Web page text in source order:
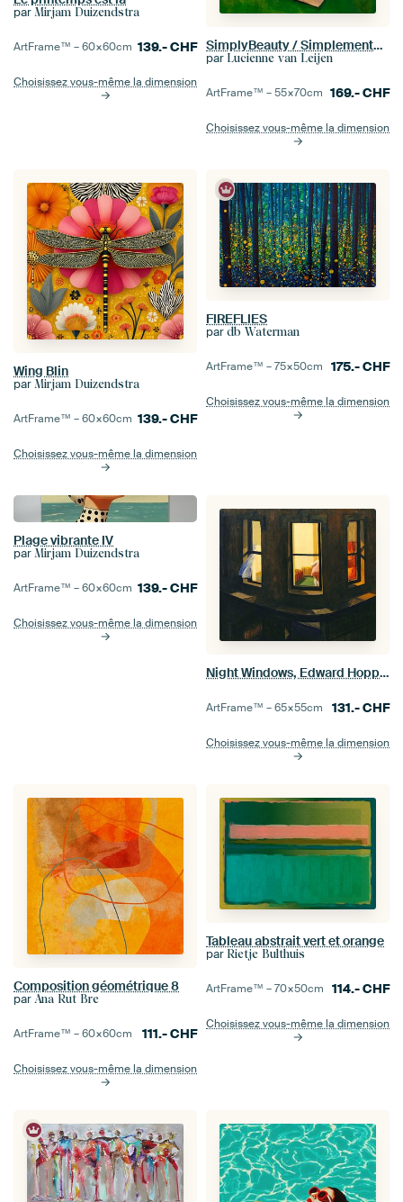
par Mirjam Duizendstra
ArtFrame™ –60×60cm 139.-CHF
Choisissez vous-même la dimension
SimplyBeauty / SimplementBeauté
par Lucienne van Leijen
ArtFrame™ –55×70cm 169.-CHF
Choisissez vous-même la dimension
Wing Blin
par Mirjam Duizendstra
ArtFrame™ –60×60cm 139.-CHF
Choisissez vous-même la dimension
FIREFLIES
par db Waterman
ArtFrame™ –75×50cm 175.-CHF
Choisissez vous-même la dimension
Plage vibrante IV
par Mirjam Duizendstra
ArtFrame™ –60×60cm 139.-CHF
Choisissez vous-même la dimension
Night Windows, Edward Hopper
ArtFrame™ –65×55cm 131.-CHF
Choisissez vous-même la dimension
Composition géométrique 8
par Ana Rut Bre
ArtFrame™ –60×60cm 111.-CHF
Choisissez vous-même la dimension
Tableau abstrait vert et orange
par Rietje Bulthuis
ArtFrame™ –70×50cm 114.-CHF
Choisissez vous-même la dimension